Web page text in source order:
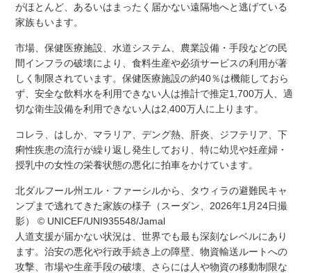
がほとんど、あるいはまったく届かない遠隔地へと逃げている
家族もいます。
市場、保健医療施設、水道システム、農業設備・手段などの民
間インフラの破壊により、食料生産や必須サービスの利用が著
しく制限されています。保健医療施設の約40％は機能しておら
ず、安全な飲料水を利用できない人は推計で推定1,700万人、適
切な衛生設備を利用できない人は2,400万人に上ります。
コレラ、はしか、マラリア、デング熱、肝炎、ジフテリア、下
痢性疾患の流行が繰り返し発生しており、特に幼児や妊産婦・
授乳中の女性の栄養状態の悪化に拍車をかけています。
北ダルフール州エル・ファーシルから、タウィラの避難民キャ
ンプまで逃れてきた家族の様子（スーダン、2026年1月24日撮
影） © UNICEF/UNI935548/Jamal
人道支援が届かない状況は、世界でも最も深刻なレベルにあり
ます。治安の悪化や行政手続き上の障壁、物資輸送ルートへの
攻撃、市場や生産手段の破壊、さらには人や物資の移動制限な